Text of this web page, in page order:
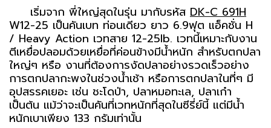
เริ่มจาก พี่ใหญ่สุดในรุ่น มากับรหัส DK-C 691H
W12-25 เป็นคันเบท ท่อนเดียว ยาว 6.9ฟุต แอ็คชั่น H
/ Heavy Action เวทสาย 12-25lb. เวทนี้เหมาะกับงาน
ตีเหยื่อปลอมด้วยเหยื่อที่ค่อนข้างมีน้ำหนัก สำหรับตกปลา
ใหญ่ๆ หรือ งานที่ต้องการงัดปลาอย่างรวดเร็วอย่าง
การตกปลากะพงในช่วงน้ำเช้า หรือการตกปลาในที่ๆ มี
อุปสรรคเยอะ เช่น ชะโดป่า, ปลาหมอทะเล, ปลาเก๋า
เป็นต้น แม้ว่าจะเป็นคันที่เวทหนักที่สุดในซีรี่ย์นี้ แต่มีน้ำ
หนักเบาเพียง 133 กรัมเท่านั้น